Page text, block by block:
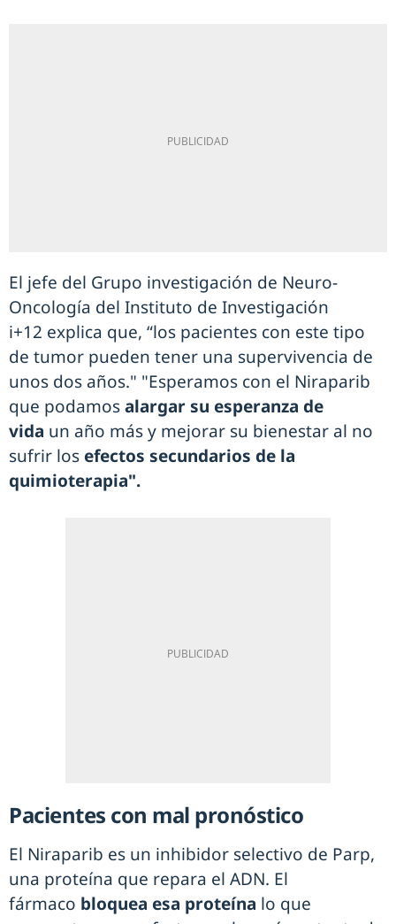
El jefe del Grupo investigación de Neuro-
Oncología del Instituto de Investigación
i+12 explica que, “los pacientes con este tipo
de tumor pueden tener una supervivencia de
unos dos años." "Esperamos con el Niraparib
que podamosalargar su esperanza de
vida un año más y mejorar su bienestar al no
sufrir los efectos secundarios de la
quimioterapia".
Pacientes con mal pronóstico
El Niraparib es un inhibidor selectivo de Parp,
una proteína que repara el ADN. El
fármaco bloquea esa proteína lo que